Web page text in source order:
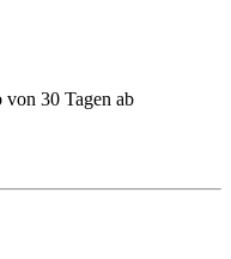
von 30 Tagen ab